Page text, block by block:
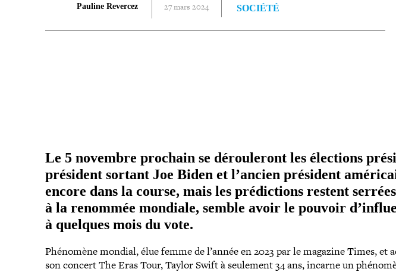
Pauline Revercez 27 mars 2024 SOCIÉTÉ
Le 5 novembre prochain se dérou­le­ront les élections
président sortant Joe Biden et l’ancien président
encore dans la course, mais les pré­dic­tions restent
à la renommée mondiale, semble avoir le pouvoir
à quelques mois du vote.
Phénomène mondial, élue femme de l’année en 2023 par le magazine Times,
son concert The Eras Tour, Taylor Swift à seulement 34 ans, incarne un